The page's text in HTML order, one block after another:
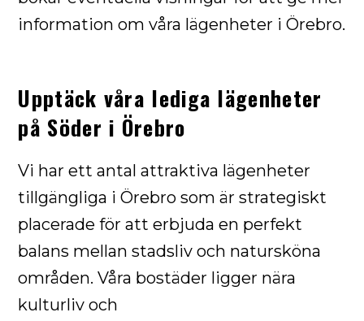
information om våra lägenheter i Örebro.
Upptäck våra lediga lägenheter
på Söder i Örebro
Vi har ett antal attraktiva lägenheter
tillgängliga i Örebro som är strategiskt
placerade för att erbjuda en perfekt
balans mellan stadsliv och natursköna
områden. Våra bostäder ligger nära
kulturliv och